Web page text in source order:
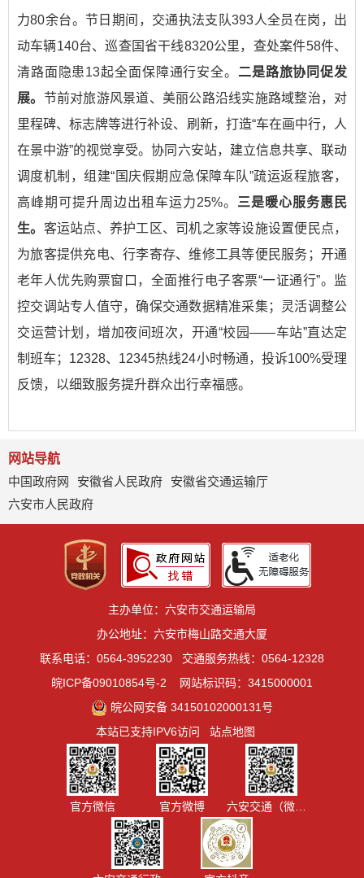
力80余台。节日期间，交通执法支队393人全员在岗，出
动车辆140台、巡查国省干线8320公里，查处案件58件、
清路面隐患13起全面保障通行安全。 二是路旅协同促发
展。 节前对旅游风景道、美丽公路沿线实施路域整治，对
里程碑、标志牌等进行补设、刷新，打造“车在画中行，人
在景中游”的视觉享受。协同六安站，建立信息共享、联动
调度机制，组建“国庆假期应急保障车队”疏运返程旅客，
高峰期可提升周边出租车运力25%。 三是暖心服务惠民
生。 客运站点、养护工区、司机之家等设施设置便民点，
为旅客提供充电、行李寄存、维修工具等便民服务；开通
老年人优先购票窗口，全面推行电子客票“一证通行”。监
控交调站专人值守，确保交通数据精准采集；灵活调整公
交运营计划，增加夜间班次，开通“校园——车站”直达定
制班车；12328、12345热线24小时畅通，投诉100%受理
反馈，以细致服务提升群众出行幸福感。
网站导航
中国政府网
安徽省人民政府
安徽省交通运输厅
六安市人民政府
主办单位：六安市交通运输局
办公地址：六安市梅山路交通大厦
联系电话：0564-3952230
交通服务热线：0564-12328
皖ICP备09010854号-2
网站标识码：3415000001
皖公网安备 34150102000131号
本站已支持IPV6访问
站点地图
官方微信 官方微博